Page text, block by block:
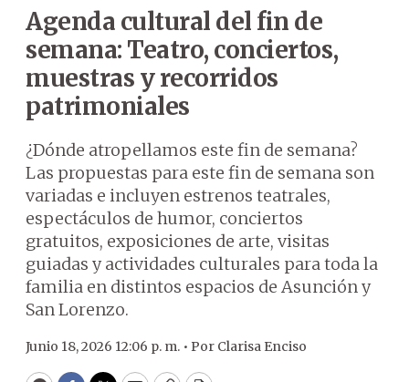
Agenda cultural del fin de
semana: Teatro, conciertos,
muestras y recorridos
patrimoniales
¿Dónde atropellamos este fin de semana?
Las propuestas para este fin de semana son
variadas e incluyen estrenos teatrales,
espectáculos de humor, conciertos
gratuitos, exposiciones de arte, visitas
guiadas y actividades culturales para toda la
familia en distintos espacios de Asunción y
San Lorenzo.
Junio 18, 2026 12:06 p. m. • Por Clarisa Enciso